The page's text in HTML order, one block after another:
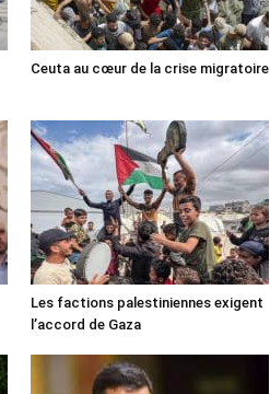
Ceuta au cœur de la crise migratoire
Les factions palestiniennes exigent
l’accord de Gaza